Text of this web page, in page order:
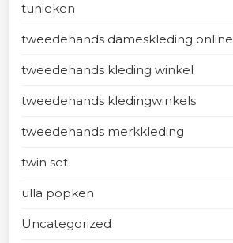
tunieken
tweedehands dameskleding online
tweedehands kleding winkel
tweedehands kledingwinkels
tweedehands merkkleding
twin set
ulla popken
Uncategorized